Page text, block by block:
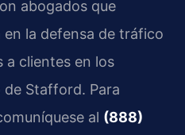
abogados que
la defensa de tráfico
a clientes en los
Stafford. Para
al (888)